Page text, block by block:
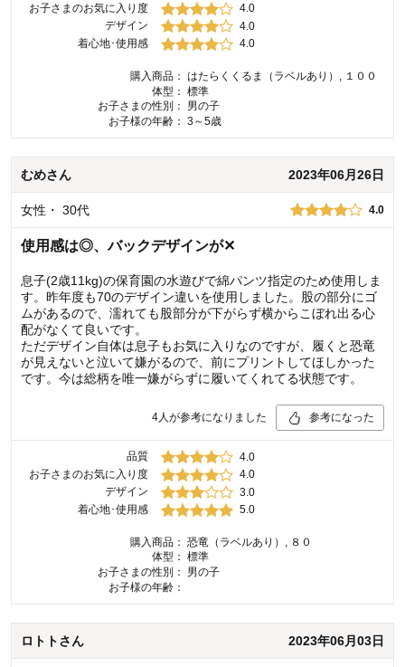
お子さまのお気に入り度
4.0
デザイン
4.0
着心地･使用感
4.0
購入商品： はたらくくるま（ラベルあり）, １００
体型： 標準
お子さまの性別：
男の子
お子様の年齢： 3～5歳
むめさん 2023年06月26日
女性 ・ 30代 4.0
使用感は◎、バックデザインが✕
息子(2歳11kg)の保育園の水遊びで綿パンツ指定のため使用しま
す。昨年度も70のデザイン違いを使用しました。股の部分にゴ
ムがあるので、濡れても股部分が下がらず横からこぼれ出る心
配がなくて良いです。
ただデザイン自体は息子もお気に入りなのですが、履くと恐竜
が見えないと泣いて嫌がるので、前にプリントしてほしかった
です。今は総柄を唯一嫌がらずに履いてくれてる状態です。
4人が参考になりました 参考になった
品質
4.0
お子さまのお気に入り度
4.0
デザイン
3.0
着心地･使用感
5.0
購入商品： 恐竜（ラベルあり）, ８０
体型： 標準
お子さまの性別：
男の子
お子様の年齢：
ロトトさん 2023年06月03日